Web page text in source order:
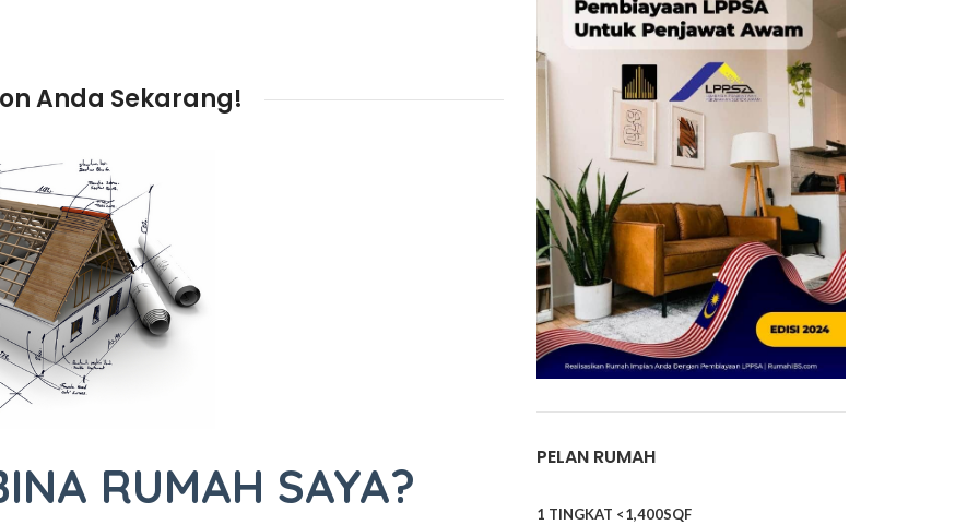
Anda Sekarang!
RUMAH SAYA?
PELAN RUMAH
1 TINGKAT <1,400SQF